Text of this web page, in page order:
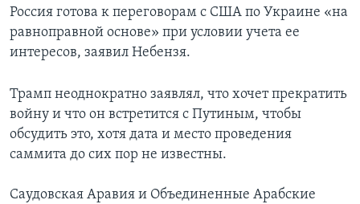
Россия готова к переговорам с США по Украине «на
равноправной основе» при условии учета ее
интересов, заявил Небензя.
Трамп неоднократно заявлял, что хочет прекратить
войну и что он встретится с Путиным, чтобы
обсудить это, хотя дата и место проведения
саммита до сих пор не известны.
Саудовская Аравия и Объединенные Арабские